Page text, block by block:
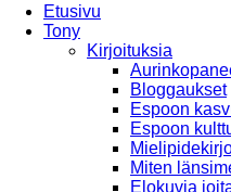
Etusivu
Tony
Kirjoituksia
Bloggaukset
Espoon
Espoon
Miten
Elokuvia